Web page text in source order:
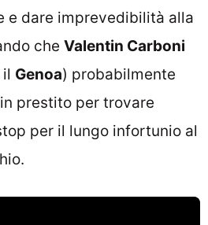
e dare imprevedibilità alla
che Valentin Carboni
Genoa) probabilmente
prestito per trovare
per il lungo infortunio al